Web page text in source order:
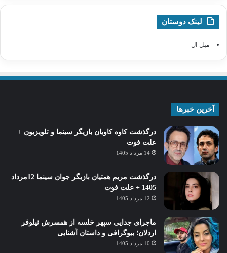
لینک دوستان
مبل ال
آخرین خبرها
درگذشت کاوه کاویان بازیگر سینما و تلویزیون +
علت فوت
14 مرداد 1405
درگذشت مریم همتیان بازیگر جوان سینما 12مرداد
1405 + علت فوت
12 مرداد 1405
ماجرای جدایی سپهر خلسه از همسرش نیلوفر
اردلان؛ بیوگرافی و داستان آشنایی
10 مرداد 1405